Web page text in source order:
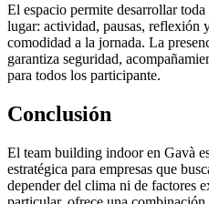
El espacio permite desarrollar
lugar: actividad, pausas, reflexión
comodidad a la jornada. La
garantiza seguridad,
para todos los participante.
Conclusión
El team building indoor en Gavà
estratégica para empresas que
depender del clima ni de factores